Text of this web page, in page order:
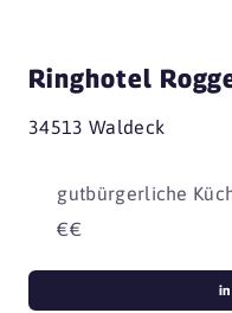
Ringhotel
34513 Waldeck
gutbürgerliche
€€